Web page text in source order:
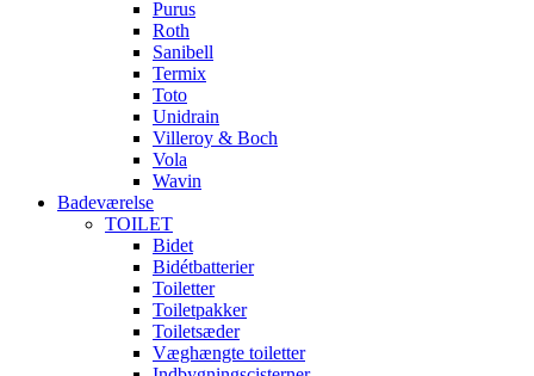
Purus
Roth
Sanibell
Termix
Toto
Unidrain
Villeroy & Boch
Vola
Wavin
Badeværelse
TOILET
Bidet
Bidétbatterier
Toiletter
Toiletpakker
Toiletsæder
Væghængte toiletter